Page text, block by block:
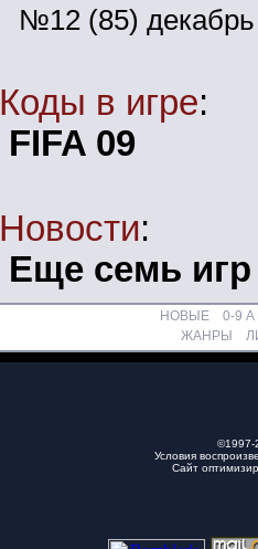
№12 (85)
Коды в игре:
FIFA 09
Новости:
Еще семь игр
НОВЫЕ 0-9 A
ЖАНРЫ
Условия
Сайт